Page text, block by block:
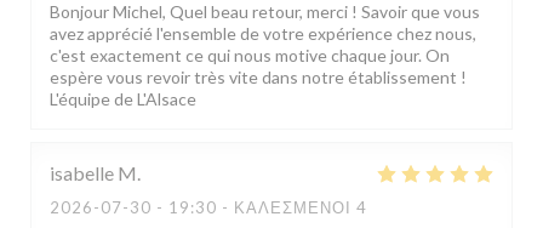
Bonjour Michel, Quel beau retour, merci ! Savoir que vous
avez apprécié l'ensemble de votre expérience chez nous,
c'est exactement ce qui nous motive chaque jour. On
espère vous revoir très vite dans notre établissement !
L'équipe de L'Alsace
isabelle M
2026-07-30 - 19:30 - ΚΑΛΕΣΜΈΝΟΙ 4